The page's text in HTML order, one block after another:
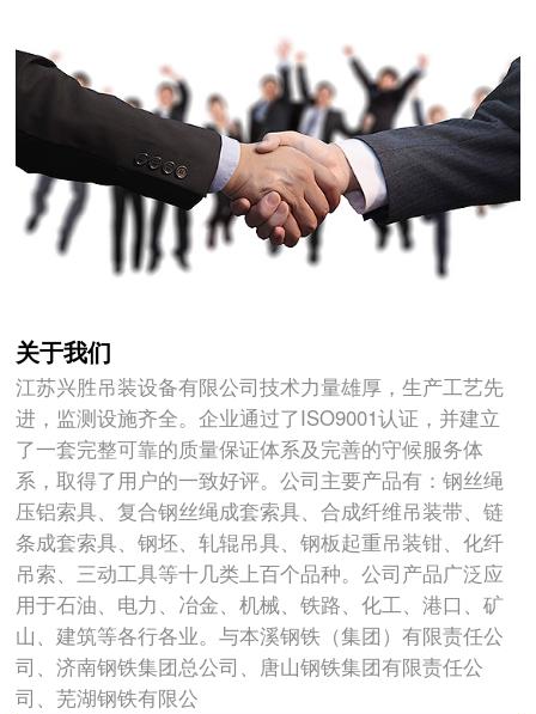
关于我们
江苏兴胜吊装设备有限公司技术力量雄厚，生产工艺先
进，监测设施齐全。企业通过了ISO9001认证，并建立
了一套完整可靠的质量保证体系及完善的守候服务体
系，取得了用户的一致好评。公司主要产品有：钢丝绳
压铝索具、复合钢丝绳成套索具、合成纤维吊装带、链
条成套索具、钢坯、轧辊吊具、钢板起重吊装钳、化纤
吊索、三动工具等十几类上百个品种。公司产品广泛应
用于石油、电力、冶金、机械、铁路、化工、港口、矿
山、建筑等各行各业。与本溪钢铁（集团）有限责任公
司、济南钢铁集团总公司、唐山钢铁集团有限责任公
司、芜湖钢铁有限公